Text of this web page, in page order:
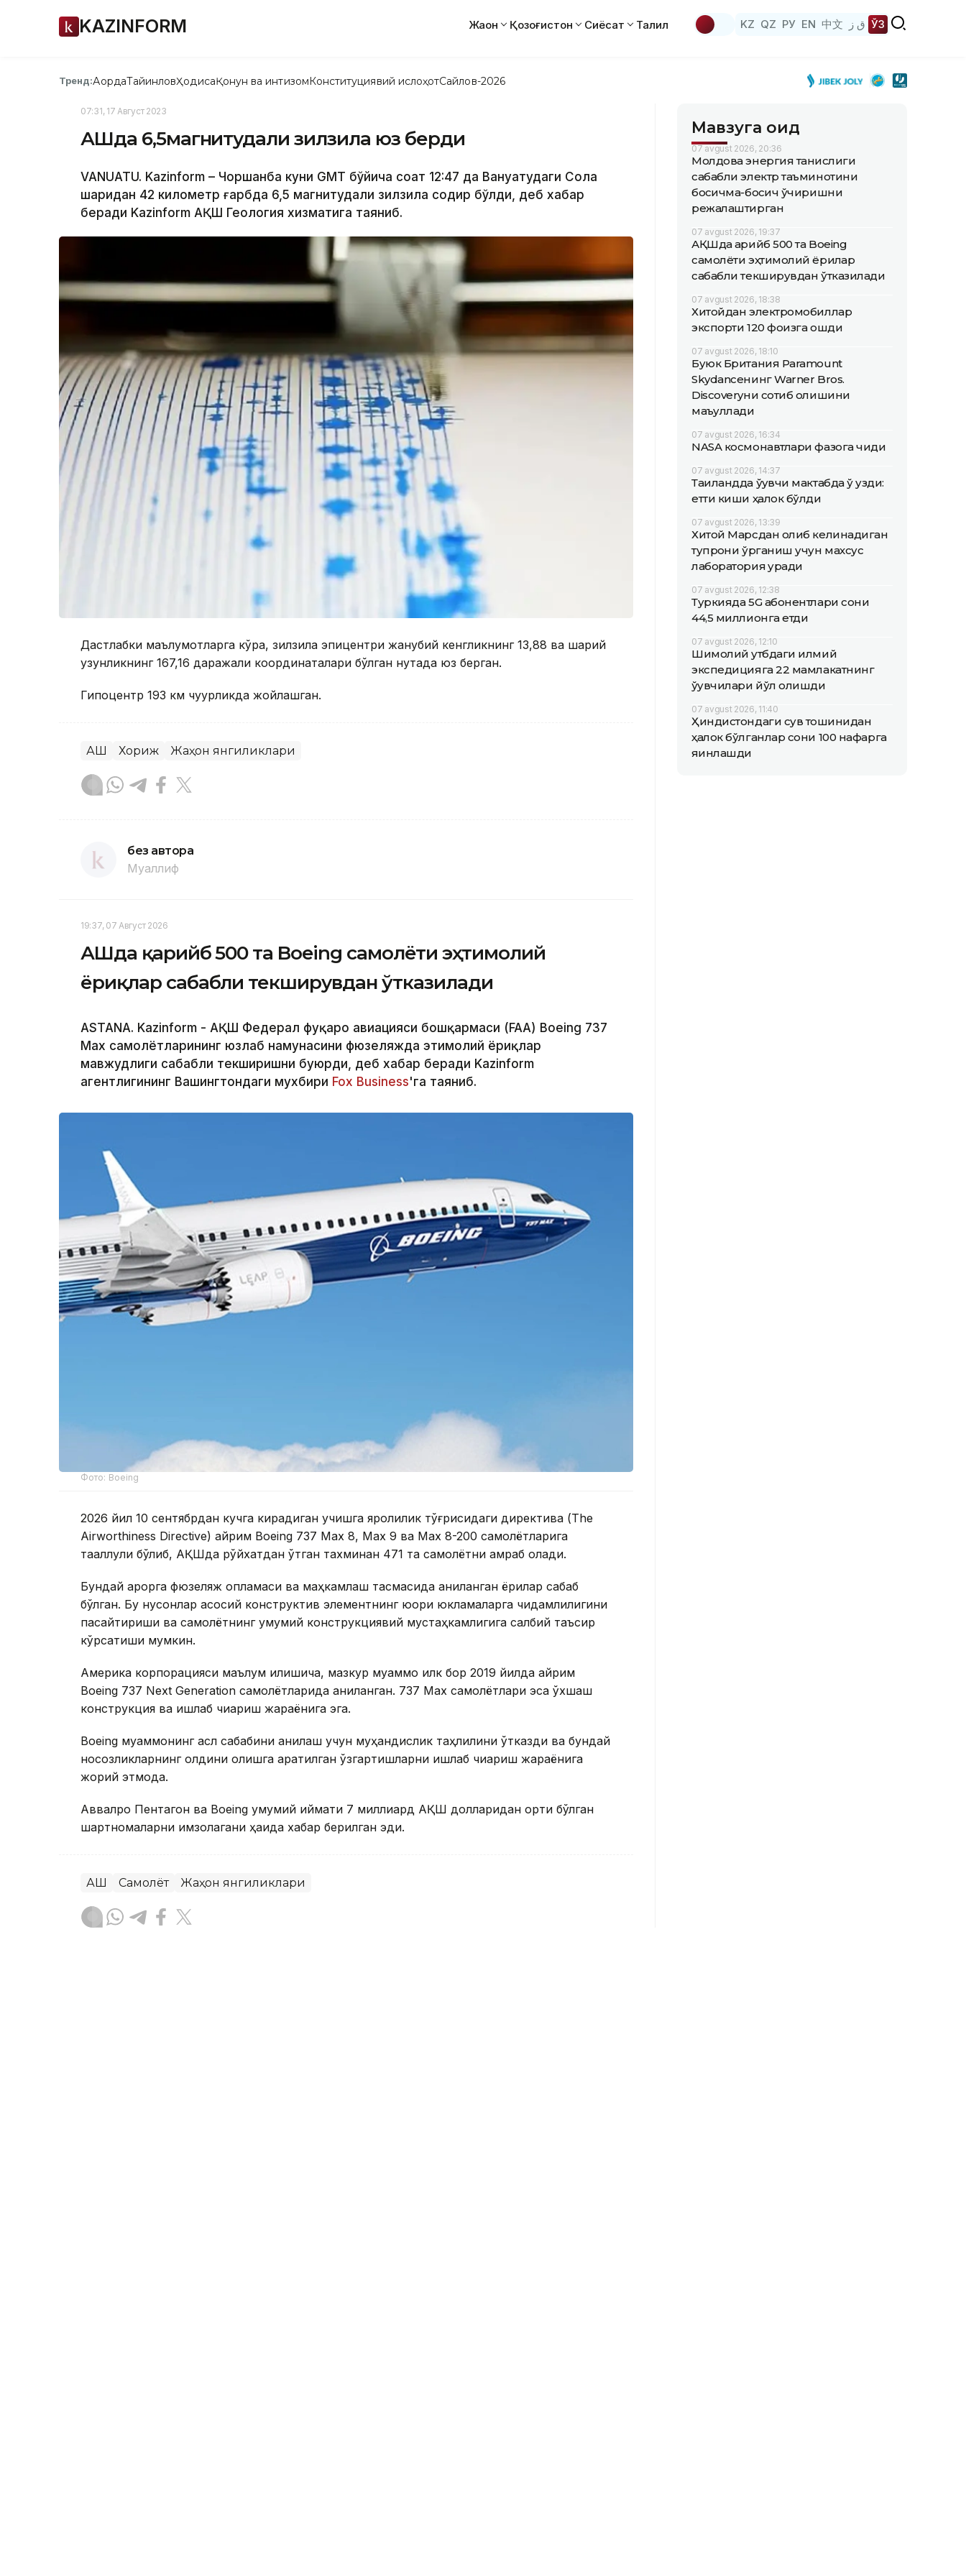
KAZINFORM Жаҳон Қозоғистон Сиёсат Таҳлил KZ QZ РУ EN 中文 ق ز ЎЗ
Тренд:АқордаТайинловҲодисаҚонун ва интизомКонституциявий ислоҳотСайлов-2026
07:31, 17 Август 2023
АҚШда 6,5​​магнитудали зилзила юз берди
VANUATU. Kazinform – Чоршанба куни GMT бўйича соат 12:47 да Вануатудаги Сола
шаҳридан 42 километр ғарбда 6,5 ​​магнитудали зилзила содир бўлди, деб хабар
беради Kazinform АҚШ Геология хизматига таяниб.
Дастлабки маълумотларга кўра, зилзила эпицентри жанубий кенгликнинг 13,88 ва шарқий
узунликнинг 167,16 даражали координаталари бўлган нуқтада юз берган.
Гипоцентр 193 км чуқурликда жойлашган.
АҚШ Хориж Жаҳон янгиликлари
без автора
Муаллиф
19:37, 07 Август 2026
АҚШда қарийб 500 та Boeing самолёти эҳтимолий
ёриқлар сабабли текширувдан ўтказилади
ASTANA. Kazinform - АҚШ Федерал фуқаро авиацияси бошқармаси (FAA) Boeing 737
Max самолётларининг юзлаб намунасини фюзеляжда эҳтимолий ёриқлар
мавжудлиги сабабли текширишни буюрди, деб хабар беради Kazinform
агентлигининг Вашингтондаги мухбири Fox Business'га таяниб.
Фото: Boeing
2026 йил 10 сентябрдан кучга кирадиган учишга яроқлилик тўғрисидаги директива (The
Airworthiness Directive) айрим Boeing 737 Max 8, Max 9 ва Max 8-200 самолётларига
тааллуқли бўлиб, АҚШда рўйхатдан ўтган тахминан 471 та самолётни қамраб олади.
Бундай қарорга фюзеляж қопламаси ва маҳкамлаш тасмасида аниқланган ёриқлар сабаб
бўлган. Бу нуқсонлар асосий конструктив элементнинг юқори юкламаларга чидамлилигини
пасайтириши ва самолётнинг умумий конструкциявий мустаҳкамлигига салбий таъсир
кўрсатиши мумкин.
Америка корпорацияси маълум қилишича, мазкур муаммо илк бор 2019 йилда айрим
Boeing 737 Next Generation самолётларида аниқланган. 737 Max самолётлари эса ўхшаш
конструкция ва ишлаб чиқариш жараёнига эга.
Boeing муаммонинг асл сабабини аниқлаш учун муҳандислик таҳлилини ўтказди ва бундай
носозликларнинг олдини олишга қаратилган ўзгартишларни ишлаб чиқариш жараёнига
жорий этмоқда.
Аввалроқ Пентагон ва Boeing умумий қиймати 7 миллиард АҚШ долларидан ортиқ бўлган
шартномаларни имзолагани ҳақида хабар берилган эди.
АҚШ Самолёт Жаҳон янгиликлари
Мавзуга оид
07 avgust 2026, 20:36
Молдова энергия танқислиги
сабабли электр таъминотини
босқичма-босқич ўчиришни
режалаштирган
07 avgust 2026, 19:37
АҚШда қарийб 500 та Boeing
самолёти эҳтимолий ёриқлар
сабабли текширувдан ўтказилади
07 avgust 2026, 18:38
Хитойдан электромобиллар
экспорти 120 фоизга ошди
07 avgust 2026, 18:10
Буюк Британия Paramount
Skydanceнинг Warner Bros.
Discoveryни сотиб олишини
маъқуллади
07 avgust 2026, 16:34
NASA космонавтлари фазога чиқди
07 avgust 2026, 14:37
Таиландда ўқувчи мактабда ўқ узди:
етти киши ҳалок бўлди
07 avgust 2026, 13:39
Хитой Марсдан олиб келинадиган
тупроқни ўрганиш учун махсус
лаборатория қуради
07 avgust 2026, 12:38
Туркияда 5G абонентлари сони
44,5 миллионга етди
07 avgust 2026, 12:10
Шимолий қутбдаги илмий
экспедицияга 22 мамлакатнинг
ўқувчилари йўл олишди
07 avgust 2026, 11:40
Ҳиндистондаги сув тошқинидан
ҳалок бўлганлар сони 100 нафарга
яқинлашди